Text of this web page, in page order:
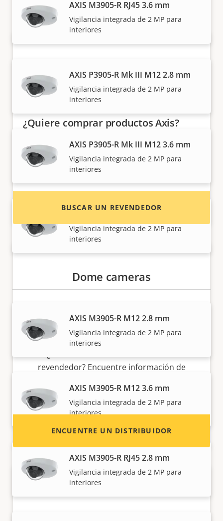
AXIS M3905-R RJ45 3.6 mm
Vigilancia integrada de 2 MP para
interiores
AXIS P3905-R Mk III M12 2.8 mm
Vigilancia integrada de 2 MP para
interiores
AXIS P3905-R Mk III M12 3.6 mm
Vigilancia integrada de 2 MP para
interiores
Vigilancia integrada de 2 MP para
interiores
Dome cameras
AXIS M3905-R M12 2.8 mm
Vigilancia integrada de 2 MP para
interiores
AXIS M3905-R M12 3.6 mm
Vigilancia integrada de 2 MP para
interiores
AXIS M3905-R RJ45 2.8 mm
Vigilancia integrada de 2 MP para
interiores
individuales.
¿Quiere comprar productos Axis?
Localice revendedores, integradores de
sistemas e instaladores de productos y
sistemas de Axis.
BUSCAR UN REVENDEDOR
¿Quiere vender productos Axis?
revendedor? Encuentre información de
sistemas Axis.
ENCUENTRE UN DISTRIBUIDOR